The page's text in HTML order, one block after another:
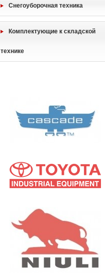
Снегоуборочная техника
Комплектующие к складской
технике